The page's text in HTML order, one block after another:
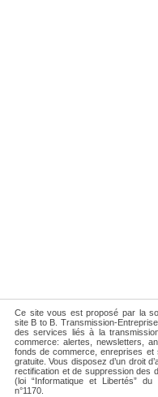
Ce site vous est proposé par la
site B to B. Transmission-
des services liés à la
commerce: alertes, newsletters,
fonds de commerce, enreprises et
gratuite. Vous disposez d’un droit
rectification et de suppression des
(loi “Informatique et Libertés”
n°1170.